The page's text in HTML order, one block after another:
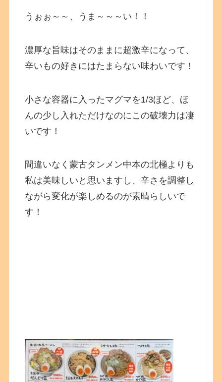
うぉぉ～～、うま～～～い！！
濃厚な旨味はそのままに超激辛になって、
辛いもの好きにはたまらない味わいです！
小さな容器に入ったマグマを1/3ほど、ほ
んの少し入れただけなのにこの破壊力は凄
いです！
間違いなく蒙古タンメン中本の北極よりも
私は美味しいと思いますし、辛さを調整し
ながら変化が楽しめるのが素晴らしいで
す！